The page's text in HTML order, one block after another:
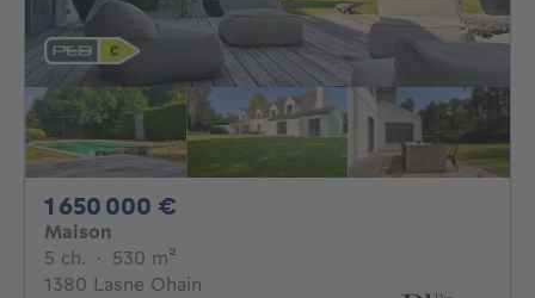
1 650 000 €
Maison
5 ch. 5 chambres
· 530 m²
1380 Lasne Ohain